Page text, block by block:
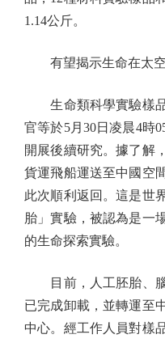
1.14公斤。
有望揭示生命在太空
生命類科學實驗樣品
官等於5月30日凌晨4時
開展後續研究。據了解
貨運飛船運送至中國空
此次順利返回。這是世
胎」實驗，被認為是一
的生命探索實驗。
目前，人工胚胎、腦
已完成卸載，並轉運至
中心。經工作人員對樣